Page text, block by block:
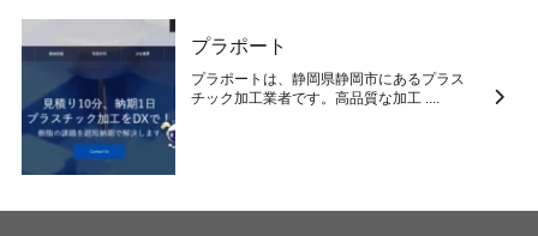
プラポート
プラポートは、静岡県静岡市にあるプラス
チック加工業者です。高品質な加工 ....